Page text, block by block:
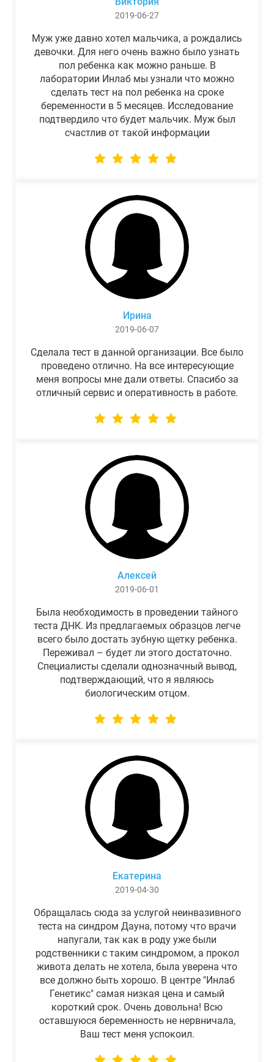
2019-06-27
Муж уже давно хотел мальчика, а рождались
девочки. Для него очень важно было узнать
пол ребенка как можно раньше. В
лаборатории Инлаб мы узнали что можно
сделать тест на пол ребенка на сроке
беременности в 5 месяцев. Исследование
подтвердило что будет мальчик. Муж был
счастлив от такой информации
Ирина
2019-06-07
Сделала тест в данной организации. Все было
проведено отлично. На все интересующие
меня вопросы мне дали ответы. Спасибо за
отличный сервис и оперативность в работе.
Алексей
2019-06-01
Была необходимость в проведении тайного
теста ДНК. Из предлагаемых образцов легче
всего было достать зубную щетку ребенка.
Переживал – будет ли этого достаточно.
Специалисты сделали однозначный вывод,
подтверждающий, что я являюсь
биологическим отцом.
Екатерина
2019-04-30
Обращалась сюда за услугой неинвазивного
теста на синдром Дауна, потому что врачи
напугали, так как в роду уже были
родственники с таким синдромом, а прокол
живота делать не хотела, была уверена что
все должно быть хорошо. В центре "Инлаб
Генетикс" самая низкая цена и самый
короткий срок. Очень довольна! Всю
оставшуюся беременность не нервничала,
Ваш тест меня успокоил.